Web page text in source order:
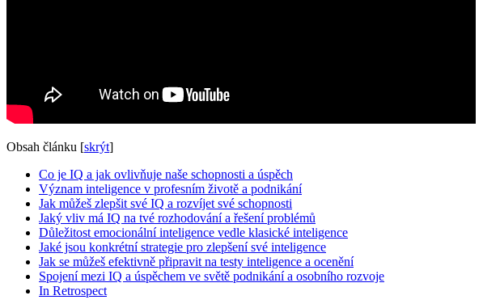
Obsah článku [skrýt]
Co je IQ a jak ovlivňuje naše schopnosti a úspěch
Význam inteligence v profesním životě a podnikání
Jak můžeš zlepšit své IQ a rozvíjet své schopnosti
Jaký vliv má IQ na tvé rozhodování a řešení problémů
Důležitost emocionální inteligence vedle klasické inteligence
Jaké jsou konkrétní strategie pro zlepšení své inteligence
Jak se můžeš efektivně připravit na testy inteligence a ocenění
Spojení mezi IQ a úspěchem ve světě podnikání a osobního rozvoje
In Retrospect